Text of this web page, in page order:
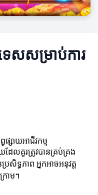
េសសម្រាប់ការ
ផ្សាយអាជីវកម្ម
យដែលគួរត្រូវបានគ្រប់គ្រង
រសិទ្ធភាព អ្នកអាចអនុវត្ត
រោម។